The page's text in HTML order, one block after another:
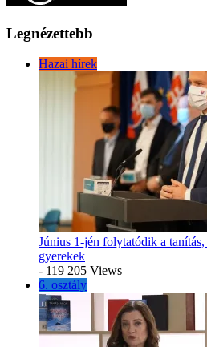
Legnézettebb
Hazai hírek
Június 1-jén folytatódik a
gyerekek
- 119 205 Views
6. osztály